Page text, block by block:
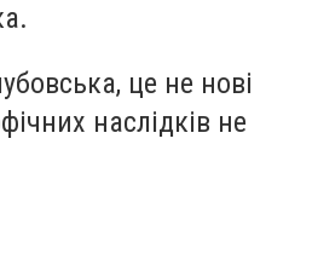
це не нові
наслідків не